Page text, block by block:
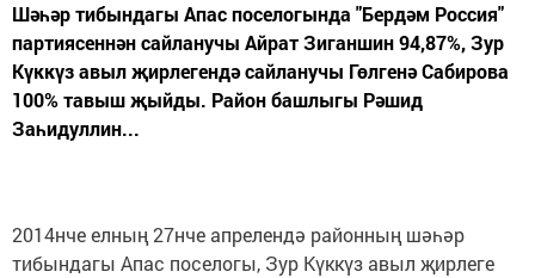
Шәһәр тибындагы Апас поселогында "Бердәм Россия"
партиясеннән сайланучы Айрат Зиганшин 94,87%, Зур
Күккүз авыл җирлегендә сайланучы Гөлгенә Сабирова
100% тавыш җыйды. Район башлыгы Рәшид
Заһидуллин...
2014нче елның 27нче апрелендә районның шәһәр
тибындагы Апас поселогы, Зур Күккүз авыл җирлеге